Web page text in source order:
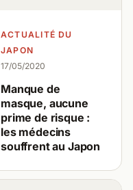
ACTUALITÉ DU
JAPON
17/05/2020
Manque de
masque, aucune
prime de risque :
les médecins
souffrent au Japon